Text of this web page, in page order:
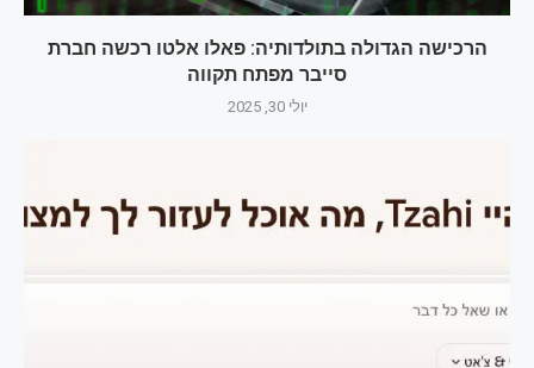
הרכישה הגדולה בתולדותיה: פאלו אלטו רכשה חברת
סייבר מפתח תקווה
יולי 30, 2025